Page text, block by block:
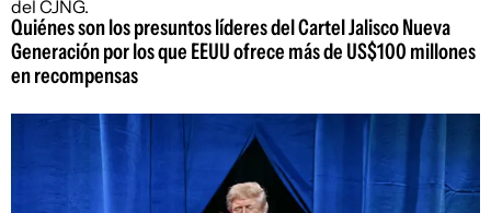
Quiénes son los presuntos líderes del Cartel Jalisco Nueva
Generación por los que EEUU ofrece más de US$100 millones
en recompensas